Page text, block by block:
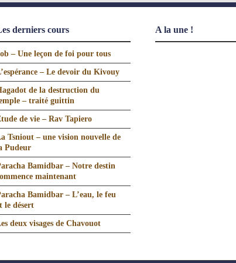
derniers cours
– Une leçon de foi pour tous
– Le devoir du Kivouy
de la destruction du
– traité guittin
de vie – Rav Tapiero
Tsniout – une vision nouvelle de
Pudeur
Bamidbar – Notre destin
maintenant
Bamidbar – L’eau, le feu
le désert
deux visages de Chavouot
A la une !